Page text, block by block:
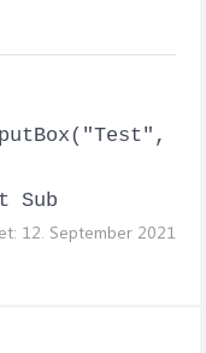
Sub
12. September 2021